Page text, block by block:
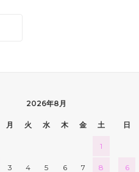
2026年8月
月 火 水 木 金 土
1
3 4 5 6 7 8
日
6